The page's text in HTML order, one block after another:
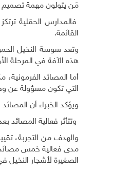
مَن يتولون مهمة تصميم
فالمدارس الحقلية
القائمة.
وتعد سوسة النخيل
هذه الآفة في المرحلة
أما المصائد
التي تكون مسؤولة عن
ويؤكد الخبراء أن المصائد
وتتأثر فعالية
والهدف من التجربة،
مدى فعالية خمس مصائد
الصغيرة لأشجار النخيل